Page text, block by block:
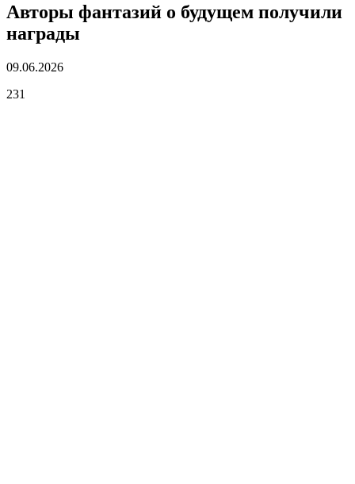
Авторы фантазий о будущем получили
награды
09.06.2026
231